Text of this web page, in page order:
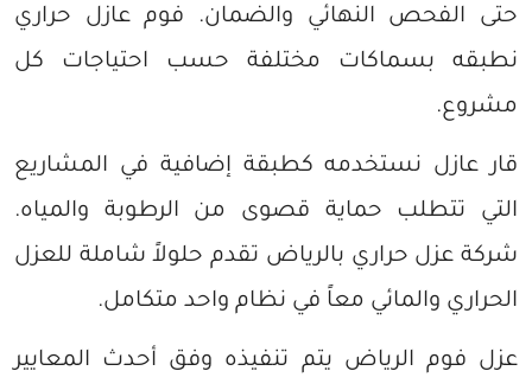
حتى الفحص النهائي والضمان. فوم عازل حراري
نطبقه بسماكات مختلفة حسب احتياجات كل
مشروع.
قار عازل نستخدمه كطبقة إضافية في المشاريع
التي تتطلب حماية قصوى من الرطوبة والمياه.
شركة عزل حراري بالرياض تقدم حلولاً شاملة للعزل
الحراري والمائي معاً في نظام واحد متكامل.
عزل فوم الرياض يتم تنفيذه وفق أحدث المعايير